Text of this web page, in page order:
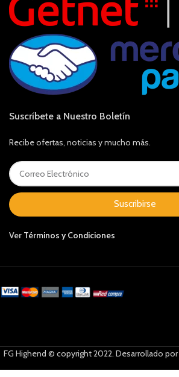
Suscríbete a Nuestro Boletín
Recibe ofertas, noticias y mucho más.
Suscribirse
Ver Términos y Condiciones
FG Highend © copyright 2022. Desarrollado por